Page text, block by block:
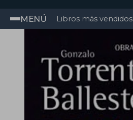
MENÚ Libros más vendidos